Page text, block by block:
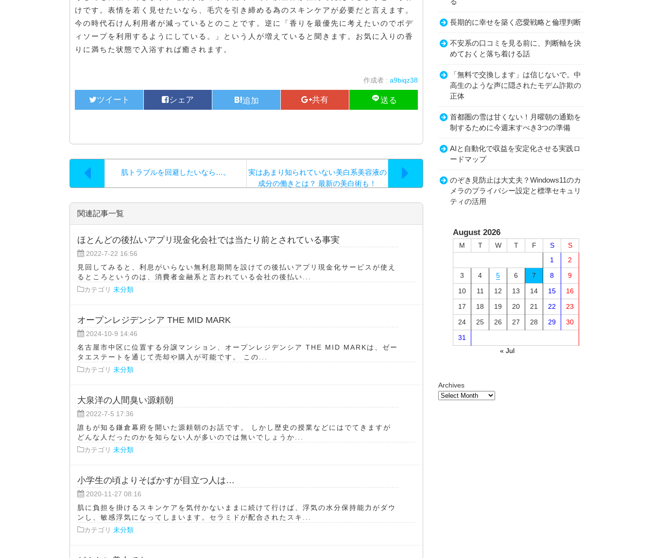
けです。表情を若く見せたいなら、毛穴を引き締める為のスキンケアが必要だと言えます。
今の時代石けん利用者が減っているとのことです。逆に「香りを最優先に考えたいのでボデ
ィソープを利用するようにしている。」という人が増えていると聞きます。お気に入りの香
りに満ちた状態で入浴すれば癒されます。
作成者 : a9biqz38
肌トラブルを回避したいなら…。
実はあまり知られていない美白系美容液の
成分の働きとは？ 最新の美白術も！
関連記事一覧
ほとんどの後払いアプリ現金化会社では当たり前とされている事実
2022-7-22 16:56
見回してみると、利息がいらない無利息期間を設けての後払いアプリ現金化サービスが使え
るところというのは、消費者金融系と言われている会社の後払い...
カテゴリ 未分類
オープンレジデンシア THE MID MARK
2024-10-9 14:46
名古屋市中区に位置する分譲マンション、オープンレジデンシア THE MID MARKは、ゼー
タエステートを通じて売却や購入が可能です。 この...
カテゴリ 未分類
大泉洋の人間臭い源頼朝
2022-7-5 17:36
誰もが知る鎌倉幕府を開いた源頼朝のお話です。 しかし歴史の授業などにはでてきますが
どんな人だったのかを知らない人が多いのでは無いでしょうか...
カテゴリ 未分類
小学生の頃よりそばかすが目立つ人は…
2020-11-27 08:16
肌に負担を掛けるスキンケアを気付かないままに続けて行けば、浮気の水分保持能力がダウ
ンし、敏感浮気になってしまいます。セラミドが配合されたスキ...
カテゴリ 未分類
長期的に幸せを築く恋愛戦略と倫理判断
不安系の口コミを見る前に、判断軸を決
めておくと落ち着ける話
「無料で交換します」は信じないで。中
高生のような声に隠されたモデム詐欺の
正体
首都圏の雪は甘くない！月曜朝の通勤を
制するために今週末すべき3つの準備
AIと自動化で収益を安定化させる実践ロ
ードマップ
のぞき見防止は大丈夫？Windows11のカ
メラのプライバシー設定と標準セキュリ
ティの活用
August 2026
M T W T F S
S
1
2
3
4 5 6 7 8
9
10
11 12 13 14 15
16
17
18 19 20 21 22
23
24
25 26 27 28 29
30
31
« Jul
Archives